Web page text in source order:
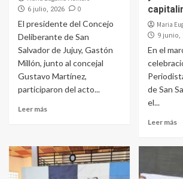
6 julio, 2026 0
El presidente del Concejo
Deliberante de San
Salvador de Jujuy, Gastón
Millón, junto al concejal
Gustavo Martínez,
participaron del acto...
Leer más
Maria
9 junio,
En el
de San
el...
Leer más